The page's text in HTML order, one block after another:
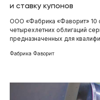
и ставку купонов
ООО «Фабрика «Фаворит» 10
четырехлетних облигаций
предназначенных для
Фабрика Фаворит